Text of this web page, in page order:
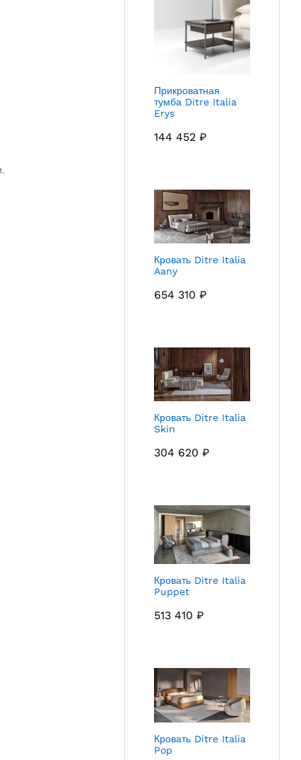
Прикроватная
тумба Ditre Italia
Erys
144 452₽
Кровать Ditre Italia
Aany
654 310₽
Кровать Ditre Italia
Skin
304 620₽
Кровать Ditre Italia
Puppet
513 410₽
Кровать Ditre Italia
Pop